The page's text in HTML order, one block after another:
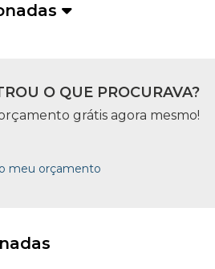
O QUE PROCURAVA?
grátis agora mesmo!
meu orçamento